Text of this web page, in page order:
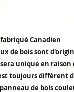
Canadien
de bois sont
unique en
toujours différent
de bois